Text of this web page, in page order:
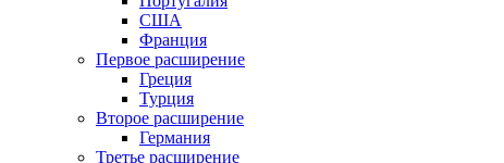
США
Франция
Первое расширение
Греция
Турция
Второе расширение
Германия
Третье расширение